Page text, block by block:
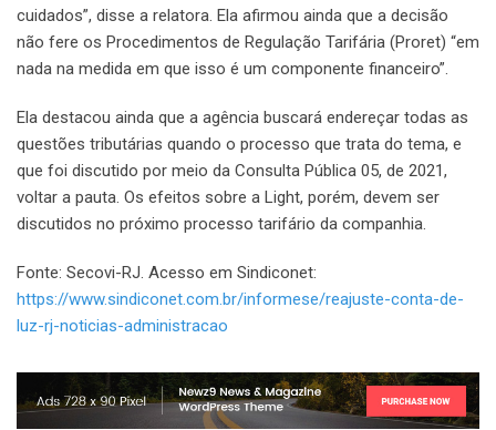
cuidados”, disse a relatora. Ela afirmou ainda que a decisão
não fere os Procedimentos de Regulação Tarifária (Proret) “em
nada na medida em que isso é um componente financeiro”.
Ela destacou ainda que a agência buscará endereçar todas as
questões tributárias quando o processo que trata do tema, e
que foi discutido por meio da Consulta Pública 05, de 2021,
voltar a pauta. Os efeitos sobre a Light, porém, devem ser
discutidos no próximo processo tarifário da companhia.
Fonte: Secovi-RJ. Acesso em Sindiconet:
https://www.sindiconet.com.br/informese/reajuste-conta-de-
luz-rj-noticias-administracao